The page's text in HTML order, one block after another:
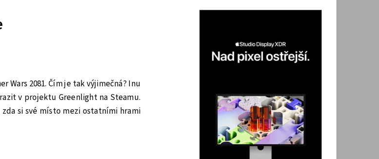
Wars 2081. Čím je tak výjimečná? Inu
v projektu Greenlight na Steamu.
si své místo mezi ostatními hrami